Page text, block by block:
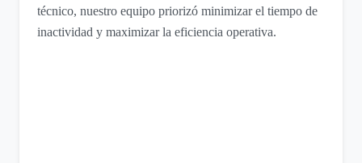
técnico, nuestro equipo priorizó minimizar el tiempo de
inactividad y maximizar la eficiencia operativa.